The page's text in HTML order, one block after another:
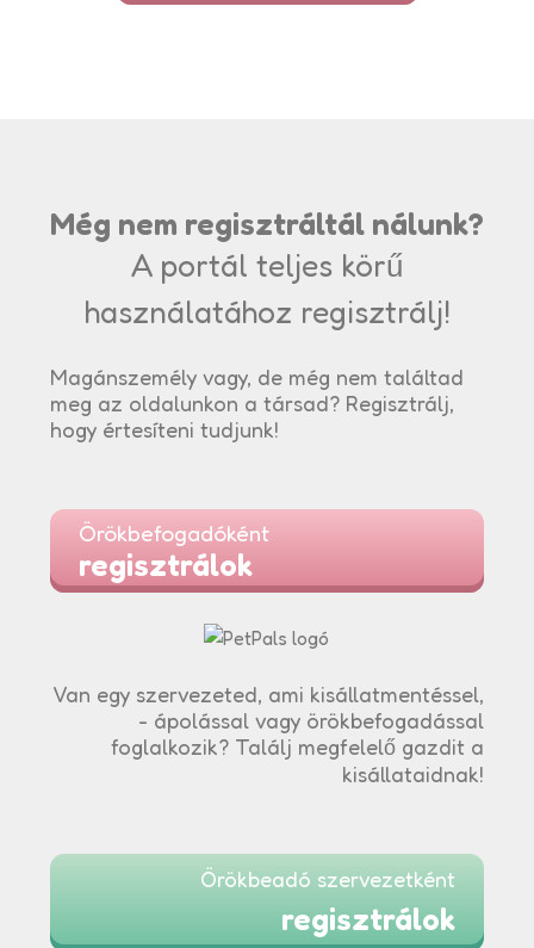
Még nem regisztráltál nálunk?
A portál teljes körű
használatához regisztrálj!
Magánszemély vagy, de még nem találtad
meg az oldalunkon a társad? Regisztrálj,
hogy értesíteni tudjunk!
Örökbefogadóként
regisztrálok
Van egy szervezeted, ami kisállatmentéssel,
- ápolással vagy örökbefogadással
foglalkozik? Találj megfelelő gazdit a
kisállataidnak!
Örökbeadó szervezetként
regisztrálok